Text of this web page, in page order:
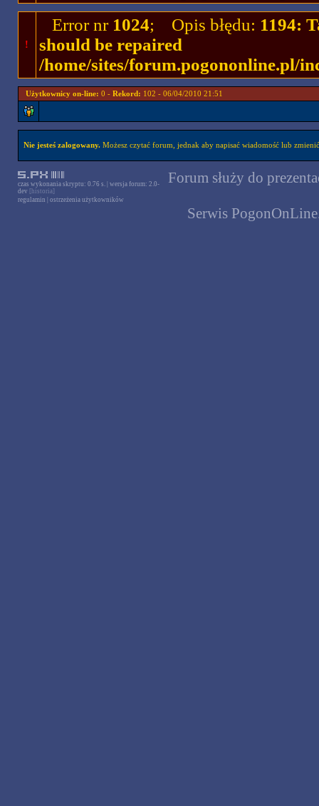
!
Error nr 1024; Opis błędu: 1194:
should be repaired
/home/sites/forum.pogononline.pl/
Użytkownicy on-line: 0 - Rekord: 102 - 06/04/2010 21:51
Nie jesteś zalogowany.Możesz czytać forum, jednak aby napisać wiadomość lub
czas wykonania skryptu: 0.76 s. | wersja forum: 2.0-
dev [historia]
regulamin
ostrzeżenia użytkowników
Forum służy do
Serwis